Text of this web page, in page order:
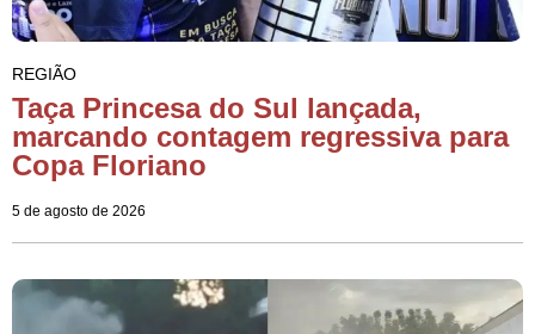
REGIÃO
Taça Princesa do Sul lançada,
marcando contagem regressiva para
Copa Floriano
5 de agosto de 2026